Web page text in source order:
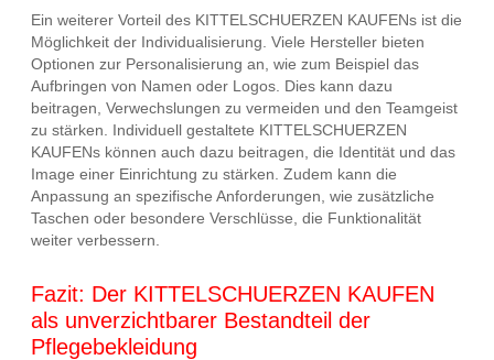
Ein weiterer Vorteil des KITTELSCHUERZEN KAUFENs ist die
Möglichkeit der Individualisierung. Viele Hersteller bieten
Optionen zur Personalisierung an, wie zum Beispiel das
Aufbringen von Namen oder Logos. Dies kann dazu
beitragen, Verwechslungen zu vermeiden und den Teamgeist
zu stärken. Individuell gestaltete KITTELSCHUERZEN
KAUFENs können auch dazu beitragen, die Identität und das
Image einer Einrichtung zu stärken. Zudem kann die
Anpassung an spezifische Anforderungen, wie zusätzliche
Taschen oder besondere Verschlüsse, die Funktionalität
weiter verbessern.
Fazit: Der KITTELSCHUERZEN KAUFEN
als unverzichtbarer Bestandteil der
Pflegebekleidung